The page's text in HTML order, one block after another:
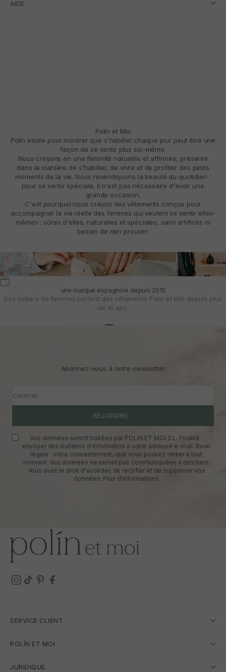
AIDE
Polín et Moi
Polín existe pour montrer que s'habiller chaque jour peut être une
façon de se sentir plus soi-même.
Nous croyons en une féminité naturelle et affirmée, présente
dans la manière de s'habiller, de vivre et de profiter des petits
moments de la vie. Nous revendiquons la beauté du quotidien :
pour se sentir spéciale, il n'est pas nécessaire d'avoir une
grande occasion.
C'est pourquoi nous créons des vêtements conçus pour
accompagner la vie réelle des femmes qui veulent se sentir elles-
mêmes : sûres d'elles, naturelles et spéciales, sans artifices ni
besoin de rien prouver.
une marque espagnole depuis 2015
Des milliers de femmes portent des vêtements Polin et Moi depuis plus
de 10 ans.
Abonnez-vous à notre newsletter
Courriel
REJOINDRE
Vos données seront traitées par POLIN ET MOI S.L. Finalité :
envoyer des bulletins d'information à votre adresse e-mail. Base
légale : votre consentement, que vous pouvez retirer à tout
moment. Vos données ne seront pas communiquées à des tiers.
Vous avez le droit d'accéder, de rectifier et de supprimer vos
données. Plus d'informations
SERVICE CLIENT
POLÍN ET MOI
JURIDIQUE